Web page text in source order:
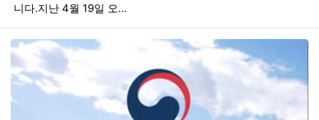
니다.지난 4월 19일 오…